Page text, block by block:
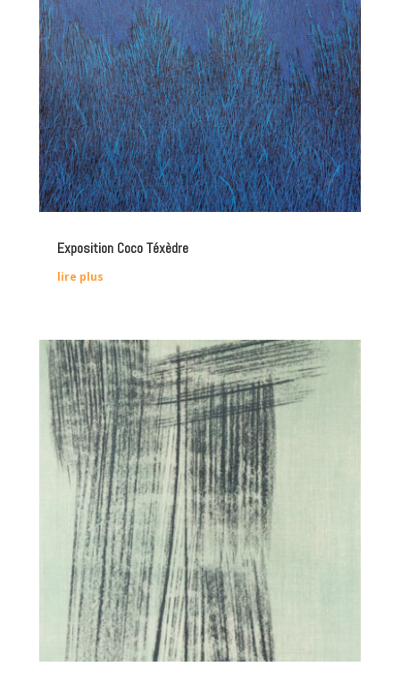
Exposition Coco Téxèdre
lire plus